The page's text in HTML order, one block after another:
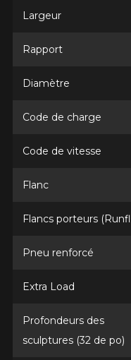
Largeur
Rapport
Diamètre
Code de charge
Code de vitesse
Flanc
Flancs porteurs
Pneu renforcé
Extra Load
Profondeurs des
sculptures (32 de po)
AVID
Courriel
Année
Marque